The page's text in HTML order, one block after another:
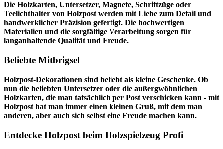
Die Holzkarten, Untersetzer, Magnete, Schriftzüge oder
Teelichthalter von Holzpost werden mit Liebe zum Detail und
handwerklicher Präzision gefertigt. Die hochwertigen
Materialien und die sorgfältige Verarbeitung sorgen für
langanhaltende Qualität und Freude.
Beliebte Mitbrigsel
Holzpost-Dekorationen sind beliebt als kleine Geschenke. Ob
nun die beliebten Untersetzer oder die außergwöhnlichen
Holzkarten, die man tatsächlich per Post verschicken kann - mit
Holzpost hat man immer einen kleinen Gruß, mit dem man
anderen, aber auch sich selbst eine Freude machen kann.
Entdecke Holzpost beim Holzspielzeug Profi